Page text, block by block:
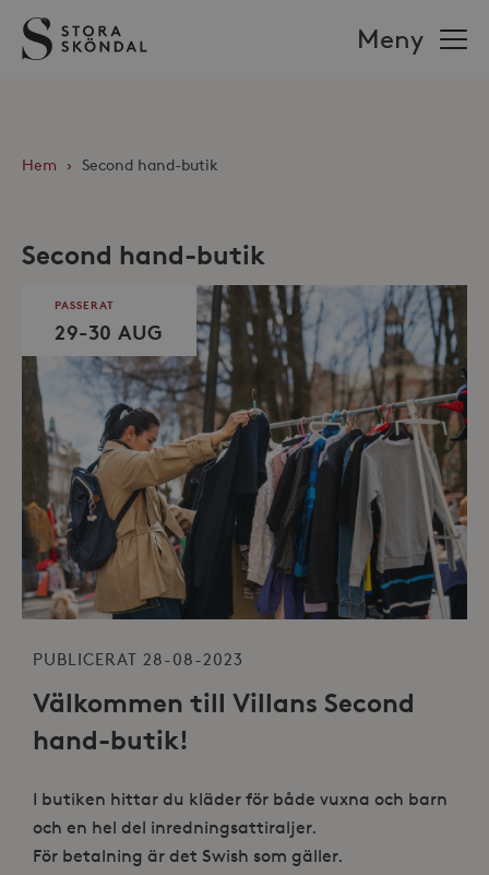
Stora
Sköndal
Meny
Hem › Second hand-butik
Second hand-butik
PASSERAT
29-30 AUG
PUBLICERAT 28-08-2023
Välkommen till Villans Second
hand-butik!
I butiken hittar du kläder för både vuxna och barn
och en hel del inredningsattiraljer.
För betalning är det Swish som gäller.